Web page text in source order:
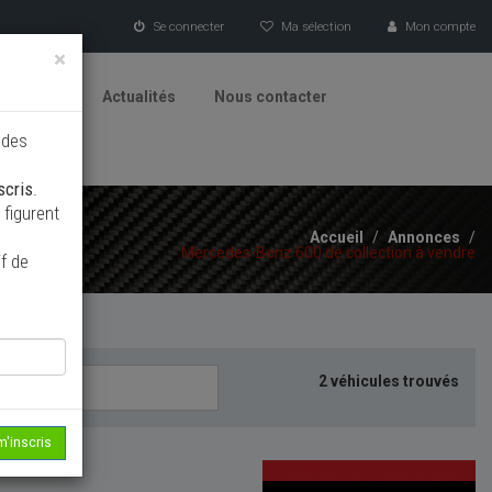
Se connecter Ma sélection Mon compte
Actualités Nous contacter
Accueil / Annonces
/
Mercedes-Benz 600 de collection à vendre
2 véhicules trouvés
×
.
de